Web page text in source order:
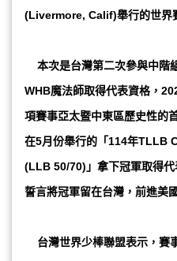
(Livermore, Calif)舉行的世界
本次是台灣第二次參與中階
WHB魔法師取得代表資格，
項賽事亞太暨中東區歷史性的
在5月份舉行的「114年TLLB
(LLB 50/70)」拿下冠軍取得代
誓言將冠軍留在台灣，前進美
台灣世界少棒聯盟表示，賽